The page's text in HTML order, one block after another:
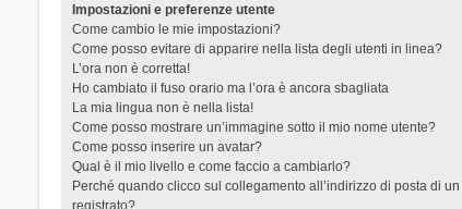
Impostazioni e preferenze utente
Come cambio le mie impostazioni?
Come posso evitare di apparire nella lista degli utenti in linea?
L’ora non è corretta!
Ho cambiato il fuso orario ma l’ora è ancora sbagliata
La mia lingua non è nella lista!
Come posso mostrare un’immagine sotto il mio nome utente?
Come posso inserire un avatar?
Qual è il mio livello e come faccio a cambiarlo?
Perché quando clicco sul collegamento all’indirizzo di posta di
registrato?